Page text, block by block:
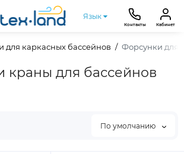
Язык
Контакты Кабинет
для каркасных бассейнов Форсунки для
краны для бассейнов
По умолчанию